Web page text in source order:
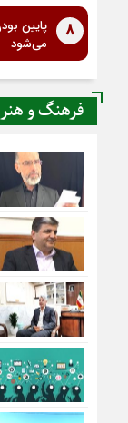
8
پایین
می‌شود
فرهنگ و هنر